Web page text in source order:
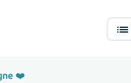
list
❤️